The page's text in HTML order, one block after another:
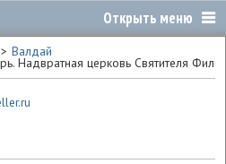
Валдай
Надвратная церковь Святителя